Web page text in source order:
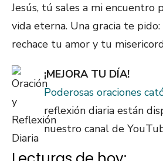
Jesús, tú sales a mi encuentro
vida eterna. Una gracia te
rechace tu amor y tu
¡MEJORA TU DÍA!
Poderosas oraciones
reflexión diaria están
nuestro canal de